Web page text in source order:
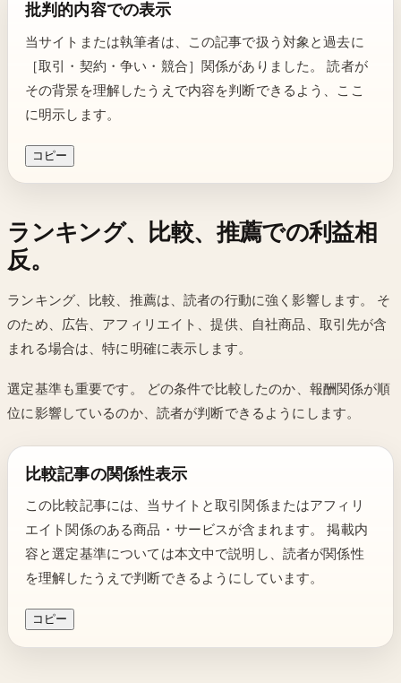
批判的内容での表示
当サイトまたは執筆者は、この記事で扱う対象と過去に
［取引・契約・争い・競合］関係がありました。 読者が
その背景を理解したうえで内容を判断できるよう、ここ
に明示します。
コピー
ランキング、比較、推薦での利益相
反。
ランキング、比較、推薦は、読者の行動に強く影響します。 そ
のため、広告、アフィリエイト、提供、自社商品、取引先が含
まれる場合は、特に明確に表示します。
選定基準も重要です。 どの条件で比較したのか、報酬関係が順
位に影響しているのか、読者が判断できるようにします。
比較記事の関係性表示
この比較記事には、当サイトと取引関係またはアフィリ
エイト関係のある商品・サービスが含まれます。 掲載内
容と選定基準については本文中で説明し、読者が関係性
を理解したうえで判断できるようにしています。
コピー